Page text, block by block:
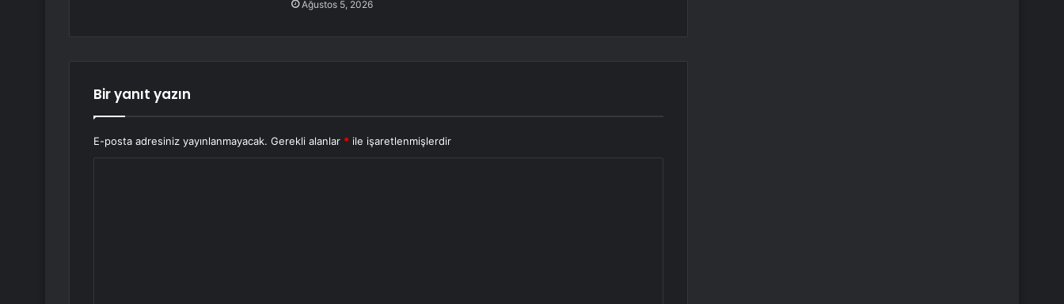
Ağustos 5, 2026
Bir yanıt yazın
E-posta adresiniz yayınlanmayacak. Gerekli alanlar * ile işaretlenmişlerdir